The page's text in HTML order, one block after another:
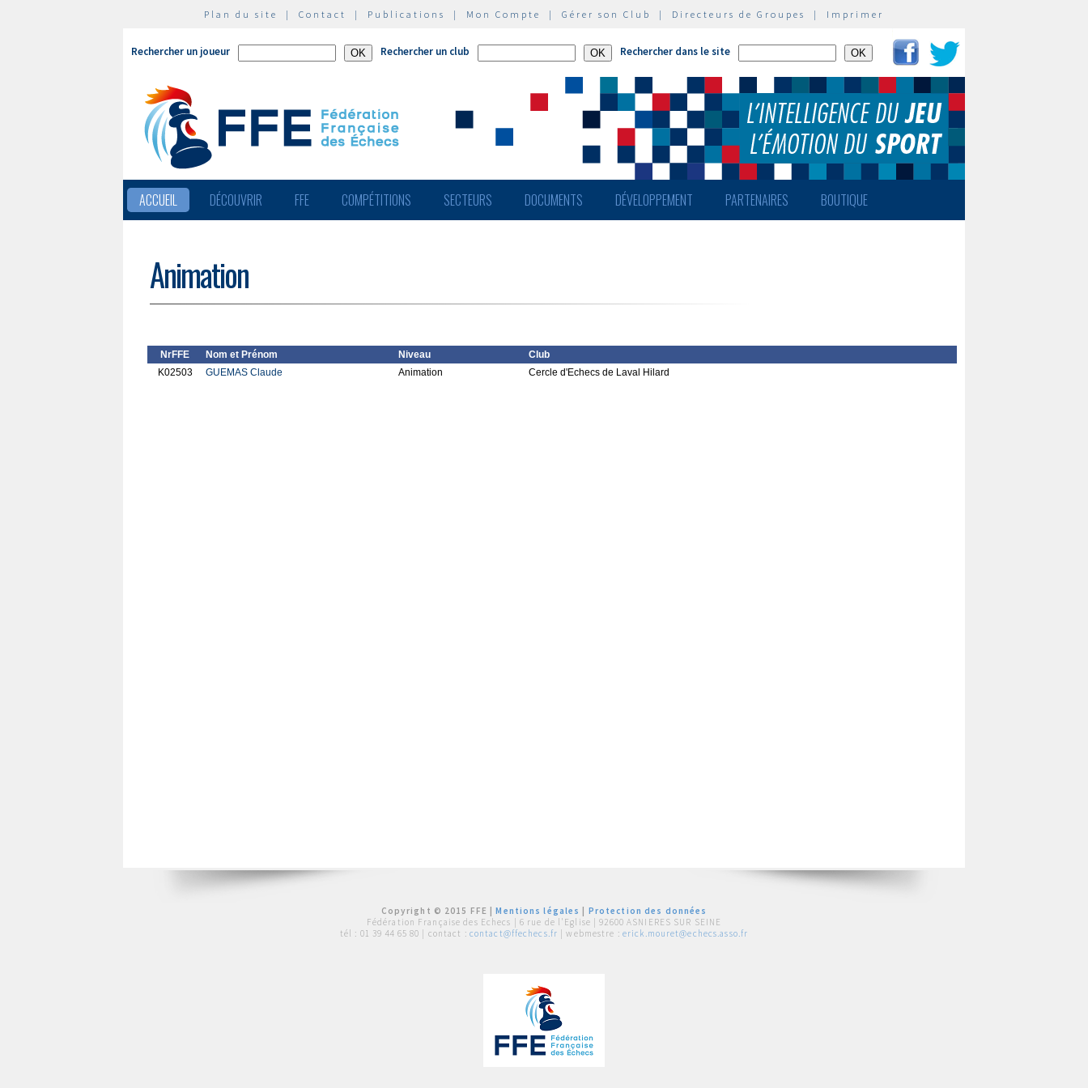
Plan du site | Contact | Publications | Mon Compte | Gérer son Club | Directeurs de Groupes | Imprimer
Rechercher un joueur Rechercher un club Rechercher dans le site
ACCUEIL DÉCOUVRIR FFE COMPÉTITIONS SECTEURS DOCUMENTS DÉVELOPPEMENT PARTENAIRES BOUTIQUE
Animation
NrFFE Nom et Prénom Niveau
Club
K02503
GUEMAS Claude Animation Cercle d'Echecs de Laval Hilard
Copyright © 2015 FFE |Mentions légales
Protection des données
Fédération Française des Echecs | 6 rue de l'Eglise | 92600 ASNIERES SUR SEINE
tél : 01 39 44 65 80 | contact : contact@ffechecs.fr | webmestre : erick.mouret@echecs.asso.fr